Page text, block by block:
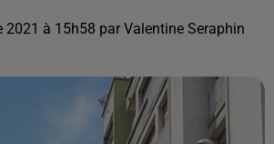
2021 à 15h58 par Valentine Seraphin